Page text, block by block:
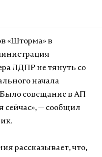
«Шторма» в
ЛДПР не тянуть со
начала
совещание в АП
сейчас», — сообщил
рассказывает, что,